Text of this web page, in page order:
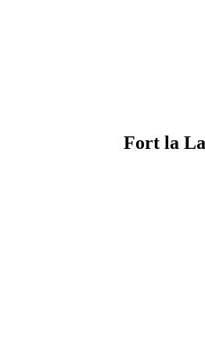
Fort la